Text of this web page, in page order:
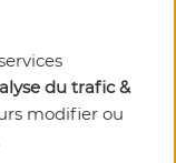
du trafic &
modifier ou